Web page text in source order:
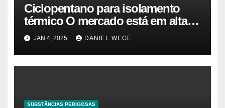
Ciclopentano para isolamento
térmico O mercado está em alta
agora. Vamos entender o
participação e a previsão até 2032
JAN 4, 2025 DANIEL WEGE
SUBSTÂNCIAS PERIGOSAS